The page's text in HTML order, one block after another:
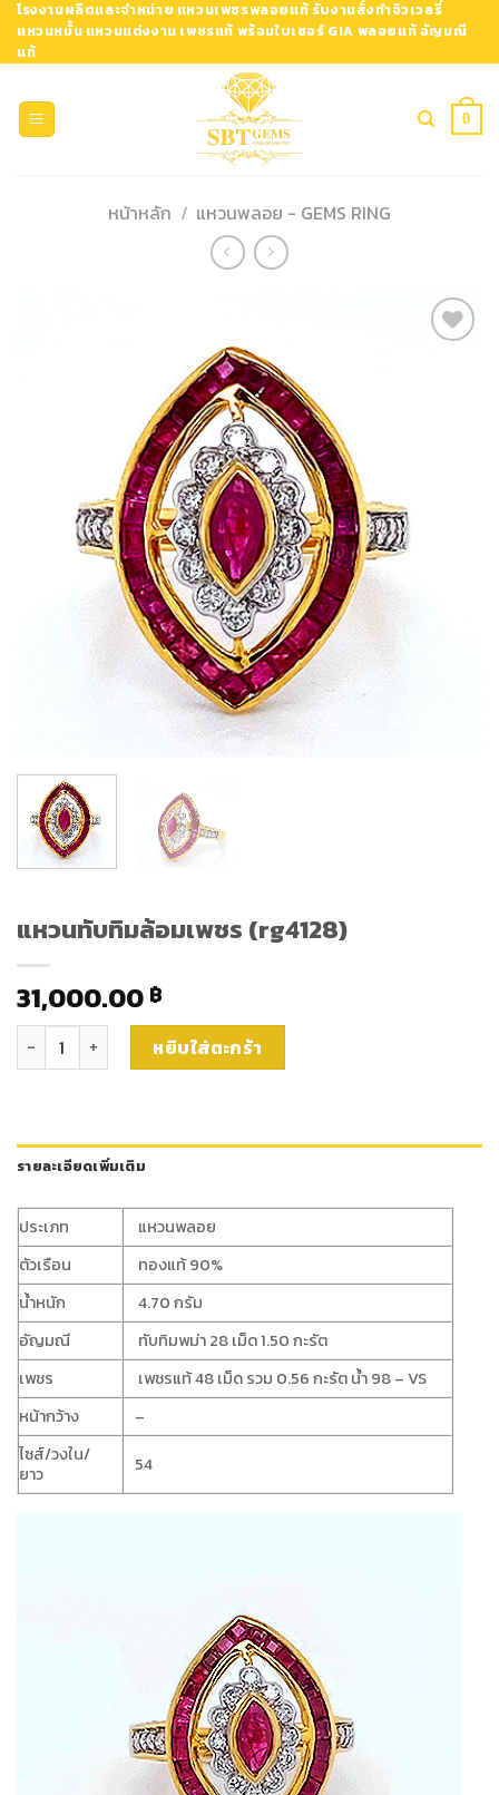
Skip
content
โรงงานผลิตและจำหน่าย แหวนเพชรพลอยแท้ รับงานสั่งทำจิวเวลรี่
แหวนหมั้น แหวนแต่งงาน เพชรแท้ พร้อมใบเซอร์ GIA พลอยแท้ อัญมณี
แท้
0
หน้าหลัก / แหวนพลอย - GEMS RING
แหวนทับทิมล้อมเพชร (rg4128)
31,000.00 ฿
จำนวน แหวนทับทิมล้อมเพชร (rg4128) ชิ้น
หยิบใส่ตะกร้า
รายละเอียดเพิ่มเติม
ประเภท
แหวนพลอย
ตัวเรือน
ทองแท้ 90%
น้ำหนัก
4.70 กรัม
อัญมณี
ทับทิมพม่า 28 เม็ด 1.50 กะรัต
เพชร
เพชรแท้ 48 เม็ด รวม 0.56 กะรัต น้ำ 98 – VS
หน้ากว้าง
–
ไซส์/วงใน/
ยาว
54